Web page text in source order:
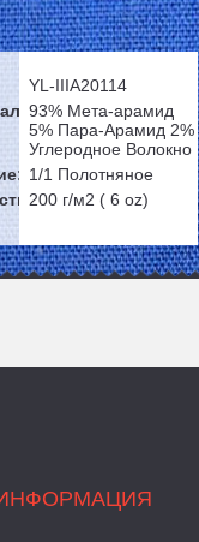
YL-IIIA20114
93% Мета-арамид
5% Пара-Арамид 2%
Углеродное Волокно
1/1 Полотняное
200г/м2 ( 6 oz)